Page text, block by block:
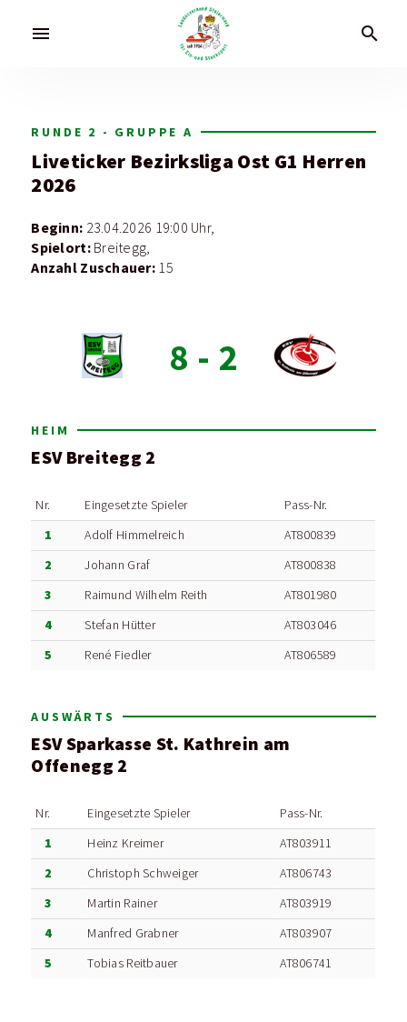
menu search
RUNDE 2 - GRUPPE A
Liveticker Bezirksliga Ost G1 Herren
2026
Beginn: 23.04.2026 19:00 Uhr,
Spielort: Breitegg,
Anzahl Zuschauer: 15
8 - 2
HEIM
ESV Breitegg 2
Nr. Eingesetzte Spieler Pass-Nr.
1 Adolf Himmelreich AT800839
2 Johann Graf AT800838
3 Raimund Wilhelm Reith AT801980
4 Stefan Hütter AT803046
5 René Fiedler AT806589
AUSWÄRTS
ESV Sparkasse St. Kathrein am
Offenegg 2
Nr. Eingesetzte Spieler Pass-Nr.
1 Heinz Kreimer AT803911
2 Christoph Schweiger AT806743
3 Martin Rainer AT803919
4 Manfred Grabner AT803907
5 Tobias Reitbauer AT806741